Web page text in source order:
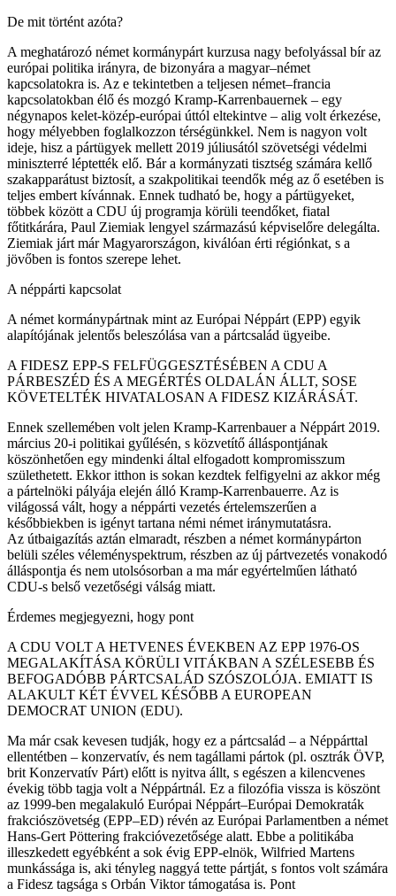
De mit történt azóta?
A meghatározó német kormánypárt kurzusa nagy befolyással bír az
európai politika irányra, de bizonyára a magyar–német
kapcsolatokra is. Az e tekintetben a teljesen német–francia
kapcsolatokban élő és mozgó Kramp-Karrenbauernek – egy
négynapos kelet-közép-európai úttól eltekintve – alig volt érkezése,
hogy mélyebben foglalkozzon térségünkkel. Nem is nagyon volt
ideje, hisz a pártügyek mellett 2019 júliusától szövetségi védelmi
miniszterré léptették elő. Bár a kormányzati tisztség számára kellő
szakapparátust biztosít, a szakpolitikai teendők még az ő esetében is
teljes embert kívánnak. Ennek tudható be, hogy a pártügyeket,
többek között a CDU új programja körüli teendőket, fiatal
főtitkárára, Paul Ziemiak lengyel származású képviselőre delegálta.
Ziemiak járt már Magyarországon, kiválóan érti régiónkat, s a
jövőben is fontos szerepe lehet.
A néppárti kapcsolat
A német kormánypártnak mint az Európai Néppárt (EPP) egyik
alapítójának jelentős beleszólása van a pártcsalád ügyeibe.
A FIDESZ EPP-S FELFÜGGESZTÉSÉBEN A CDU A
PÁRBESZÉD ÉS A MEGÉRTÉS OLDALÁN ÁLLT, SOSE
KÖVETELTÉK HIVATALOSAN A FIDESZ KIZÁRÁSÁT.
Ennek szellemében volt jelen Kramp-Karrenbauer a Néppárt 2019.
március 20-i politikai gyűlésén, s közvetítő álláspontjának
köszönhetően egy mindenki által elfogadott kompromisszum
születhetett. Ekkor itthon is sokan kezdtek felfigyelni az akkor még
a pártelnöki pályája elején álló Kramp-Karrenbauerre. Az is
világossá vált, hogy a néppárti vezetés értelemszerűen a
későbbiekben is igényt tartana némi német iránymutatásra.
Az útbaigazítás aztán elmaradt, részben a német kormánypárton
belüli széles véleményspektrum, részben az új pártvezetés vonakodó
álláspontja és nem utolsósorban a ma már egyértelműen látható
CDU-s belső vezetőségi válság miatt.
Érdemes megjegyezni, hogy pont
A CDU VOLT A HETVENES ÉVEKBEN AZ EPP 1976-OS
MEGALAKÍTÁSA KÖRÜLI VITÁKBAN A SZÉLESEBB ÉS
BEFOGADÓBB PÁRTCSALÁD SZÓSZOLÓJA. EMIATT IS
ALAKULT KÉT ÉVVEL KÉSŐBB A EUROPEAN
DEMOCRAT UNION (EDU).
Ma már csak kevesen tudják, hogy ez a pártcsalád – a Néppárttal
ellentétben – konzervatív, és nem tagállami pártok (pl. osztrák ÖVP,
brit Konzervatív Párt) előtt is nyitva állt, s egészen a kilencvenes
évekig több tagja volt a Néppártnál. Ez a filozófia vissza is köszönt
az 1999-ben megalakuló Európai Néppárt–Európai Demokraták
frakciószövetség (EPP–ED) révén az Európai Parlamentben a német
Hans-Gert Pöttering frakcióvezetősége alatt. Ebbe a politikába
illeszkedett egyébként a sok évig EPP-elnök, Wilfried Martens
munkássága is, aki tényleg naggyá tette pártját, s fontos volt számára
a Fidesz tagsága s Orbán Viktor támogatása is. Pont